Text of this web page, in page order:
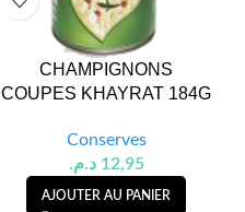
CHAMPIGNONS
COUPES KHAYRAT 184G
Conserves
12,95 د.م.
AJOUTER AU PANIER